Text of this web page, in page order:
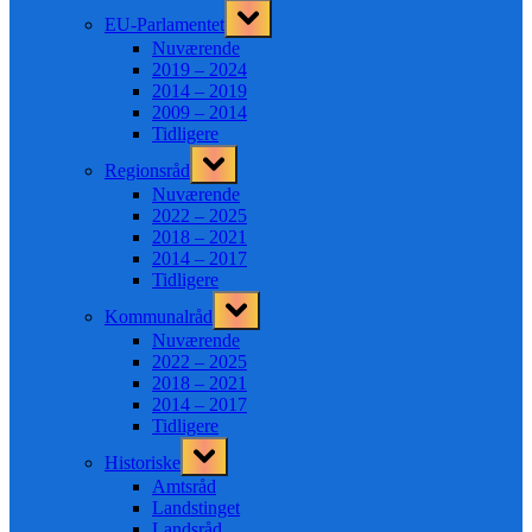
EU-Parlamentet
Toggle
sub-
menu
Nuværende
2019 – 2024
2014 – 2019
2009 – 2014
Tidligere
Regionsråd
Toggle
sub-
menu
Nuværende
2022 – 2025
2018 – 2021
2014 – 2017
Tidligere
Kommunalråd
Toggle
sub-
menu
Nuværende
2022 – 2025
2018 – 2021
2014 – 2017
Tidligere
Historiske
Toggle
sub-
menu
Amtsråd
Landstinget